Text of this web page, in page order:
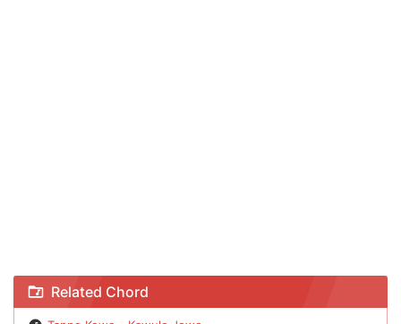
Chord Tanpo Kowe - Kawulo Jowo
Related Chord